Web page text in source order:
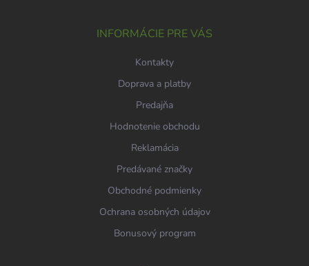
INFORMÁCIE PRE VÁS
Kontakty
Doprava a platby
Predajňa
Hodnotenie obchodu
Reklamácia
Predávané značky
Obchodné podmienky
Ochrana osobných údajov
Bonusový program